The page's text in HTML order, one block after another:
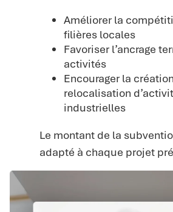
Améliorer la
filières locales
Favoriser l’ancrage
activités
Encourager la
relocalisation
industrielles
Le montant de la
adapté à chaque projet